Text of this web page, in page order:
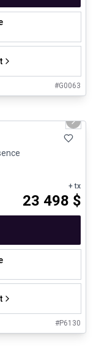
#G0063
Next
+ tx
23 498 $
#P6130